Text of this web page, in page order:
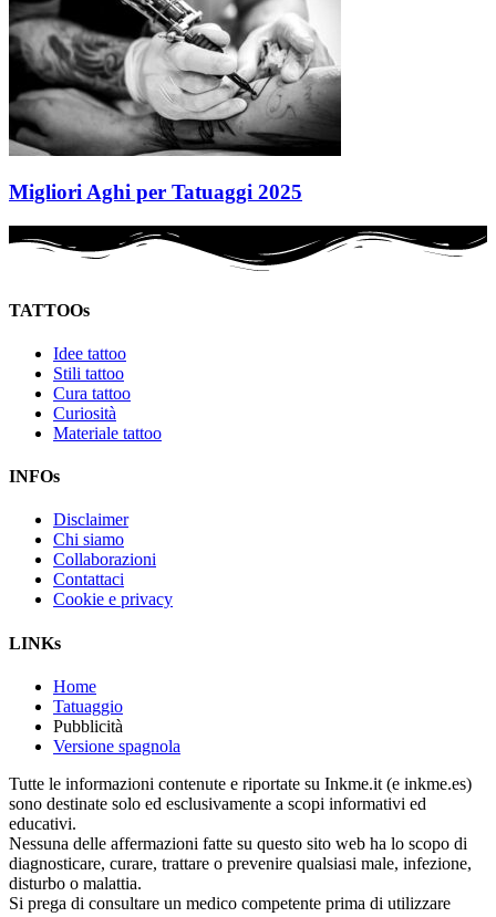
Migliori Aghi per Tatuaggi 2025
TATTOOs
Idee tattoo
Stili tattoo
Cura tattoo
Curiosità
Materiale tattoo
INFOs
Disclaimer
Chi siamo
Collaborazioni
Contattaci
Cookie e privacy
LINKs
Home
Tatuaggio
Pubblicità
Versione spagnola
Tutte le informazioni contenute e riportate su Inkme.it (e inkme.es)
sono destinate solo ed esclusivamente a scopi informativi ed
educativi.
Nessuna delle affermazioni fatte su questo sito web ha lo scopo di
diagnosticare, curare, trattare o prevenire qualsiasi male, infezione,
disturbo o malattia.
Si prega di consultare un medico competente prima di utilizzare